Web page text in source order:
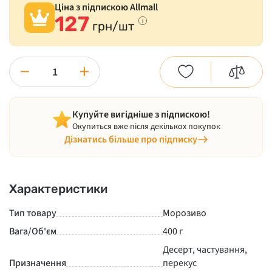
Ціна з підпискою Allmall
127 грн/шт
− +
Купуйте вигідніше з підпискою!
Окупиться вже після декількох покупок
Дізнатись більше про підписку
Характеристики
Тип товару
Морозиво
Вага/Об'єм
400 г
Призначення
Десерт, частування,
перекус